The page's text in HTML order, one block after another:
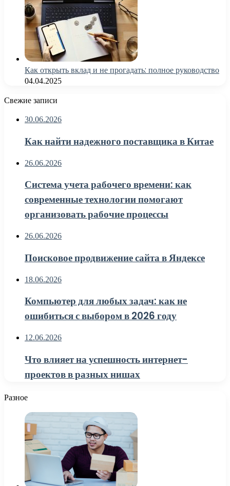
Как открыть вклад и не прогадать: полное руководство
04.04.2025
Свежие записи
30.06.2026
Как найти надежного поставщика в Китае
26.06.2026
Система учета рабочего времени: как
современные технологии помогают
организовать рабочие процессы
26.06.2026
Поисковое продвижение сайта в Яндексе
18.06.2026
Компьютер для любых задач: как не
ошибиться с выбором в 2026 году
12.06.2026
Что влияет на успешность интернет-
проектов в разных нишах
Разное